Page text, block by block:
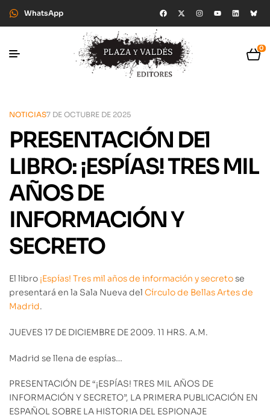
WhatsApp
0
NOTICIAS7 DE OCTUBRE DE 2025
PRESENTACIÓN DEl
LIBRO: ¡ESPÍAS! TRES MIL
AÑOS DE
INFORMACIÓN Y
SECRETO
El libro ¡Espías! Tres mil años de información y secretose
presentará en la Sala Nueva del Círculo de Bellas Artes de
Madrid.
JUEVES 17 DE DICIEMBRE DE 2009. 11 HRS. A.M.
Madrid se llena de espías…
PRESENTACIÓN DE “¡ESPÍAS! TRES MIL AÑOS DE
INFORMACIÓN Y SECRETO”, LA PRIMERA PUBLICACIÓN EN
ESPAÑOL SOBRE LA HISTORIA DEL ESPIONAJE